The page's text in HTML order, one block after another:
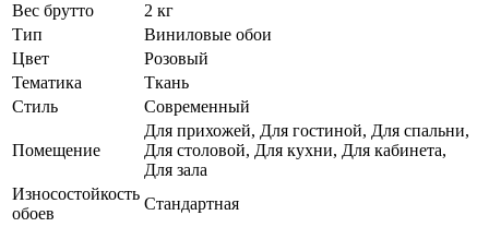
Вес брутто
2 кг
Тип
Виниловые обои
Цвет
Розовый
Тематика
Ткань
Стиль
Современный
Помещение
Для прихожей, Для гостиной, Для спальни,
Для столовой, Для кухни, Для кабинета,
Для зала
Износостойкость
обоев
Стандартная